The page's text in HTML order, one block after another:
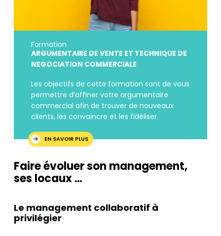
Formation
ARGUMENTAIRE DE VENTE ET TECHNIQUE DE
NEGOCIATION COMMERCIALE
Les objectifs de cette formation sont de vous
permettre d’affiner votre argumentaire
commercial afin de trouver de nouveaux
clients, les convaincre et les fidéliser.
EN SAVOIR PLUS
Faire évoluer son management,
ses locaux …
Le management collaboratif à
privilégier